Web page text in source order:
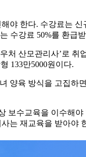
한다. 수강료는
수강료 50%를 환급
산모관리사’로
133만5000원이다.
양육 방식을 고집
보수교육을 이수해
는 재교육을 받아야